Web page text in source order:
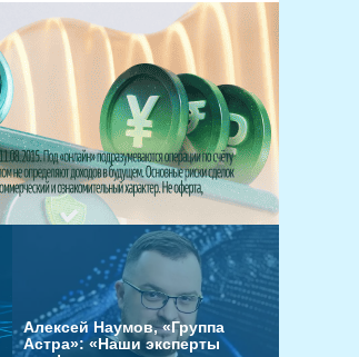
Алексей Наумов, «Группа
Астра»: «Наши эксперты